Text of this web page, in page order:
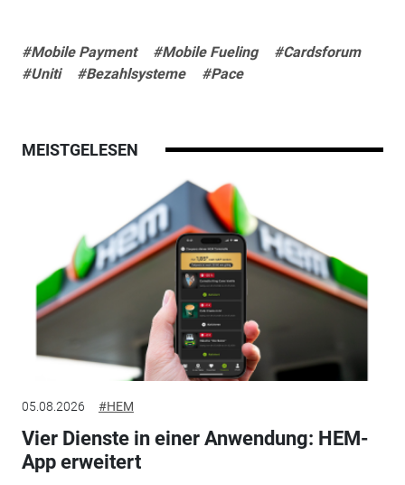
#Mobile Payment #Mobile Fueling
#Cardsforum
#Uniti
#Bezahlsysteme #Pace
MEISTGELESEN
05.08.2026 #HEM
Vier Dienste in einer Anwendung: HEM-
App erweitert